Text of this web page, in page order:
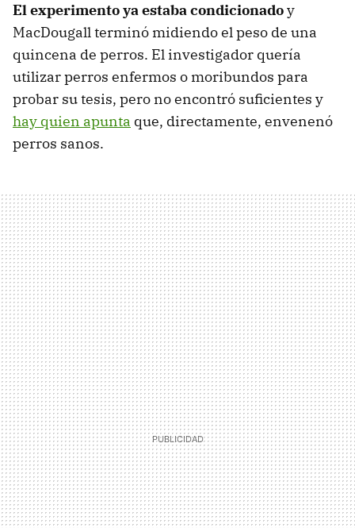
El experimento ya estaba condicionadoy
MacDougall terminó midiendo el peso de una
quincena de perros. El investigador quería
utilizar perros enfermos o moribundos para
probar su tesis, pero no encontró suficientes y
hay quien apunta que, directamente, envenenó
perros sanos.